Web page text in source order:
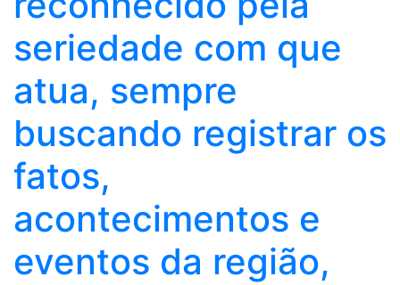
seriedade com que
atua, sempre
buscando registrar os
fatos,
acontecimentos e
eventos da região,